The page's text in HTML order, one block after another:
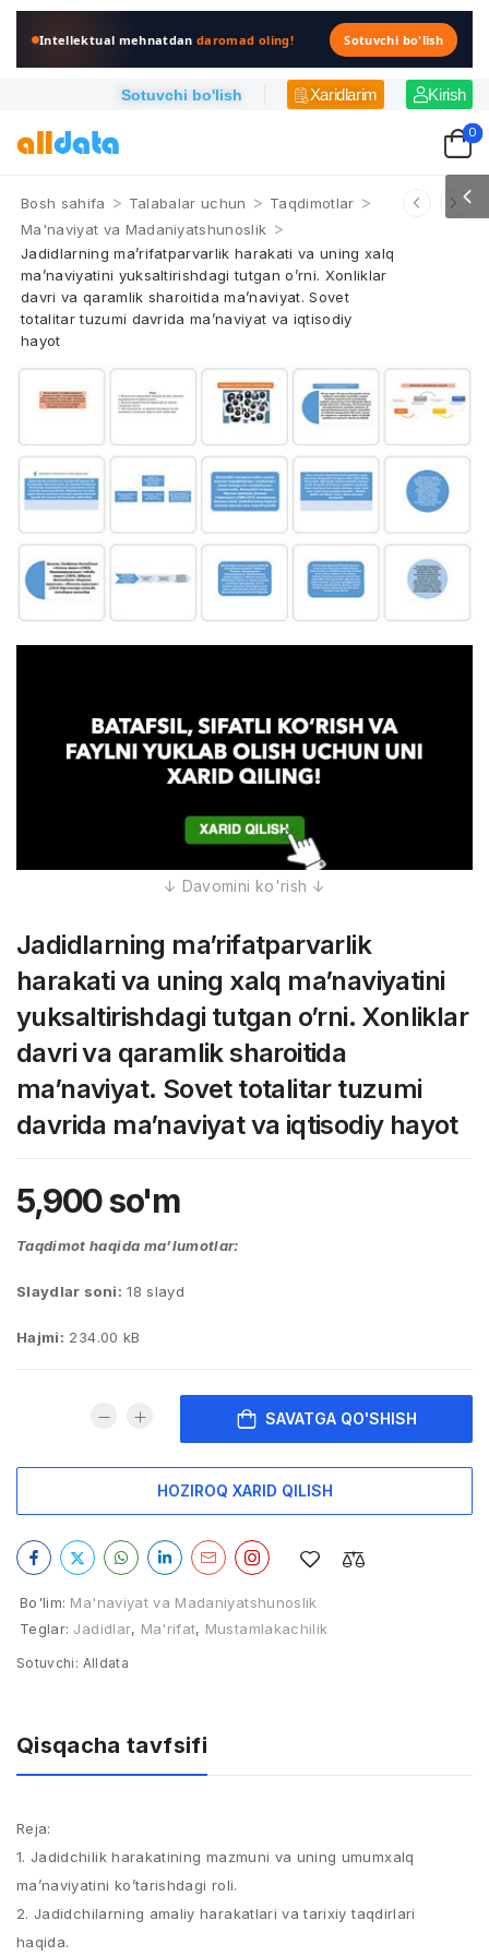
Intellektual mehnatdandaromad oling! Sotuvchi bo'lish
Sotuvchi bo'lish Xaridlarim Kirish
0
Bosh sahifa > Talabalar uchun > Taqdimotlar >
Ma'naviyat va Madaniyatshunoslik >
Jadidlarning ma’rifatparvarlik harakati va uning xalq
ma’naviyatini yuksaltirishdagi tutgan o’rni. Xonliklar
davri va qaramlik sharoitida ma’naviyat. Sovet
totalitar tuzumi davrida ma’naviyat va iqtisodiy
hayot
Jadidlarning ma’rifatparvarlik
harakati va uning xalq ma’naviyatini
yuksaltirishdagi tutgan o’rni. Xonliklar
davri va qaramlik sharoitida
ma’naviyat. Sovet totalitar tuzumi
davrida ma’naviyat va iqtisodiy hayot
5,900so'm
Taqdimot haqida ma’lumotlar:
Slaydlar soni: 18 slayd
Hajmi: 234.00 kB
SAVATGA QO'SHISH
HOZIROQ XARID QILISH
Bo'lim: Ma'naviyat va Madaniyatshunoslik
Teglar: Jadidlar, Ma'rifat, Mustamlakachilik
Sotuvchi: Alldata
Qisqacha tavfsifi
Reja:
1. Jadidchilik harakatining mazmuni va uning umumxalq
ma’naviyatini ko’tarishdagi roli.
2. Jadidchilarning amaliy harakatlari va tarixiy taqdirlari
haqida.